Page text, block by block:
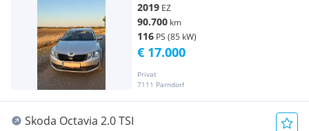
2019 EZ
90.700 km
116 PS (85 kW)
Privat
7111 Parndorf
€ 17.000
Skoda Octavia 2.0 TSI